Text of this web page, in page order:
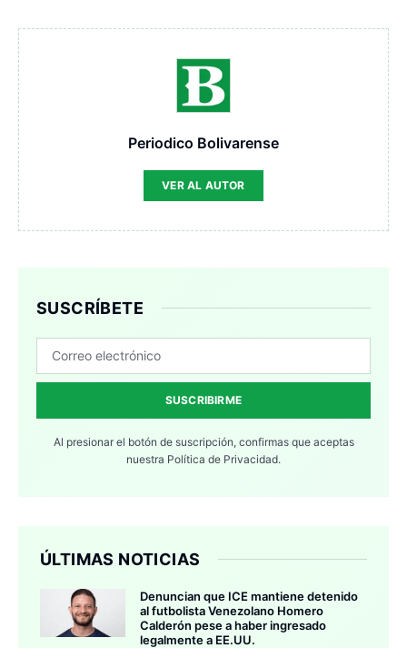
Periodico Bolivarense
VER AL AUTOR
SUSCRÍBETE
SUSCRIBIRME
Al presionar el botón de suscripción, confirmas que aceptas
nuestra Política de Privacidad.
ÚLTIMAS NOTICIAS
Denuncian que ICE mantiene detenido
al futbolista Venezolano Homero
Calderón pese a haber ingresado
legalmente a EE.UU.